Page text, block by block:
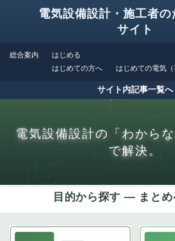
電気設備設計・施工者
サイト
総合案内
はじめる
はじめての方へ
はじめての電気（
サイト内記事一覧へ
電気設備設計の「わから
で解決。